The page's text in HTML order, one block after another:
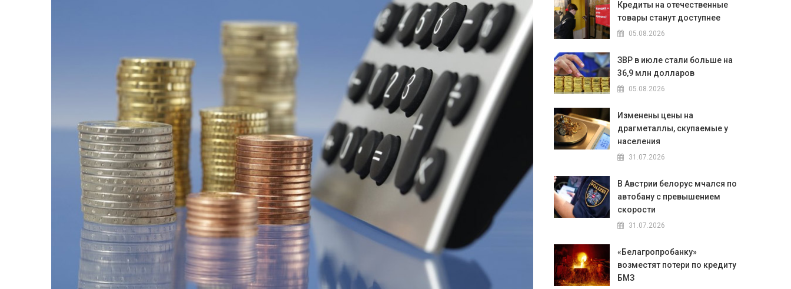
Кредиты на отечественные
товары станут доступнее
05.08.2026
ЗВР в июле стали больше на
36,9 млн долларов
05.08.2026
Изменены цены на
драгметаллы, скупаемые у
населения
31.07.2026
В Австрии белорус мчался по
автобану с превышением
скорости
31.07.2026
«Белагропробанку»
возместят потери по кредиту
БМЗ